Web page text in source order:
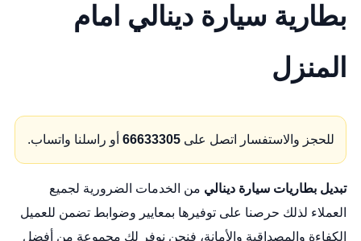
بطارية سيارة دينالي امام
المنزل
للحجز والاستفسار اتصل على 66633305أو راسلنا واتساب.
تبديل بطاريات سيارة دينالي من الخدمات الضرورية لجميع
العملاء لذلك حرصنا على توفيرها بمعايير وضوابط تضمن للعميل
الكفاءة والمصداقية والأمانة، فنحن نوفر لك مجموعة من أفضل